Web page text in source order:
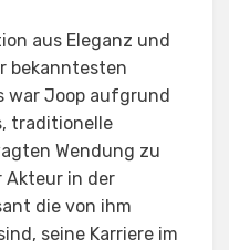
aus Eleganz und
bekanntesten
war Joop aufgrund
traditionelle
Wendung zu
Akteur in der
die von ihm
seine Karriere im